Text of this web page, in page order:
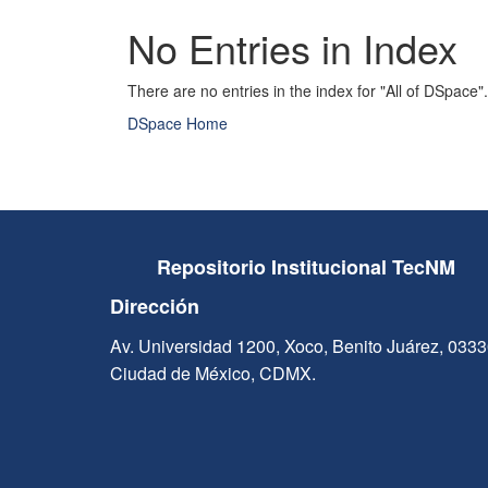
No Entries in Index
There are no entries in the index for "All of DSpace".
DSpace Home
Repositorio Institucional TecNM
Dirección
Av. Universidad 1200, Xoco, Benito Juárez,
Ciudad de México, CDMX.